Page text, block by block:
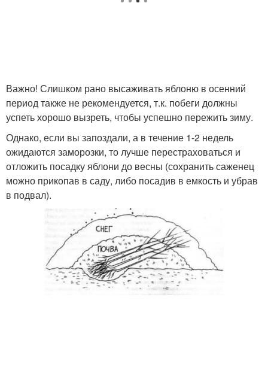
Важно! Слишком рано высаживать яблоню в осенний
период также не рекомендуется, т.к. побеги должны
успеть хорошо вызреть, чтобы успешно пережить зиму.
Однако, если вы запоздали, а в течение 1-2 недель
ожидаются заморозки, то лучше перестраховаться и
отложить посадку яблони до весны (сохранить саженец
можно прикопав в саду, либо посадив в емкость и убрав
в подвал).